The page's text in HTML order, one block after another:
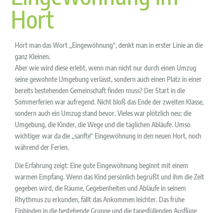
Hort
Hört man das Wort „Eingewöhnung“, denkt man in erster Linie an die
ganz Kleinen.
Aber wie wird diese erlebt, wenn man nicht nur durch einen Umzug
seine gewohnte Umgebung verlässt, sondern auch einen Platz in einer
bereits bestehenden Gemeinschaft finden muss? Der Start in die
Sommerferien war aufregend. Nicht bloß das Ende der zweiten Klasse,
sondern auch ein Umzug stand bevor. Vieles war plötzlich neu: die
Umgebung, die Kinder, die Wege und die täglichen Abläufe. Umso
wichtiger war da die „sanfte“ Eingewöhnung in den neuen Hort, noch
während der Ferien.
Die Erfahrung zeigt: Eine gute Eingewöhnung beginnt mit einem
warmen Empfang. Wenn das Kind persönlich begrüßt und ihm die Zeit
gegeben wird, die Räume, Gegebenheiten und Abläufe in seinem
Rhythmus zu erkunden, fällt das Ankommen leichter. Das frühe
Einbinden in die bestehende Gruppe und die tagesfüllenden Ausflüge